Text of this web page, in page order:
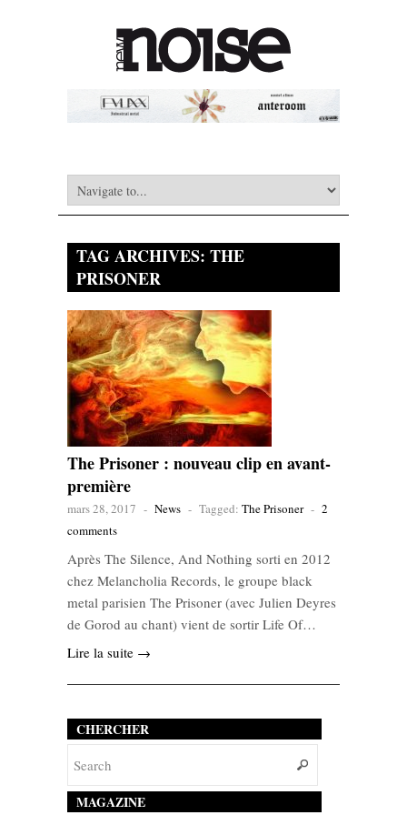
TAG ARCHIVES: THE
PRISONER
The Prisoner : nouveau clip en avant-
première
mars 28, 2017 - News - Tagged: The Prisoner - 2
comments
Après The Silence, And Nothing sorti en 2012
chez Melancholia Records, le groupe black
metal parisien The Prisoner (avec Julien Deyres
de Gorod au chant) vient de sortir Life Of…
Lire la suite →
CHERCHER
MAGAZINE